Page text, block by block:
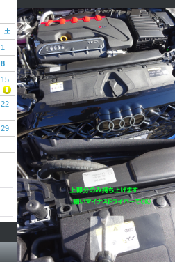
土
1
8
15
22
29